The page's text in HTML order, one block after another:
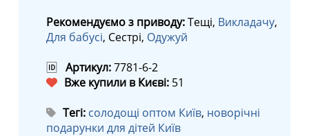
Рекомендуємо з приводу:Тещі, Викладачу,
Для бабусі, Сестрі, Одужуй
🆔 Артикул:7781-6-2
Вже купили в Києві: 51
Тегі: солодощі оптом Київ, новорічні
подарунки для дітей Київ